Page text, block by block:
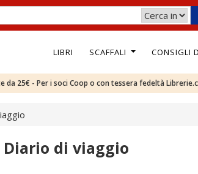
LIBRI SCAFFALI CONSIGLI
da 25€ - Per i soci Coop o con tessera fedeltà
Diario di viaggio